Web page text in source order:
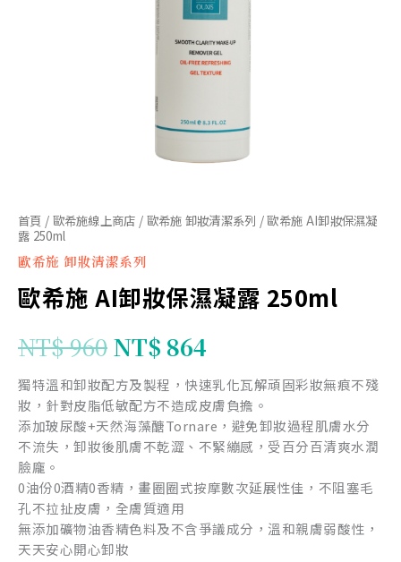
首頁 / 歐希施線上商店 / 歐希施 卸妝清潔系列 / 歐希施 AI卸妝保濕凝
露 250ml
歐希施 卸妝清潔系列
歐希施 AI卸妝保濕凝露 250ml
NT$960
NT$ 960。
NT$ 864
NT$ 864。
獨特溫和卸妝配方及製程，快速乳化瓦解頑固彩妝無痕不殘
妝，針對皮脂低敏配方不造成皮膚負擔。
添加玻尿酸+天然海藻醣Tornare，避免卸妝過程肌膚水分
不流失，卸妝後肌膚不乾澀、不緊繃感，受百分百清爽水潤
臉龐。
0油份0酒精0香精，畫圈圈式按摩數次延展性佳，不阻塞毛
孔不拉扯皮膚，全膚質適用
無添加礦物油香精色料及不含爭議成分，溫和親膚弱酸性，
天天安心開心卸妝